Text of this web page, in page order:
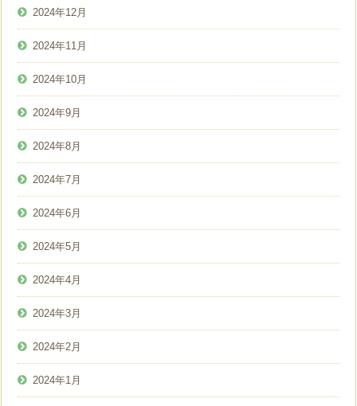
2024年12月
2024年11月
2024年10月
2024年9月
2024年8月
2024年7月
2024年6月
2024年5月
2024年4月
2024年3月
2024年2月
2024年1月